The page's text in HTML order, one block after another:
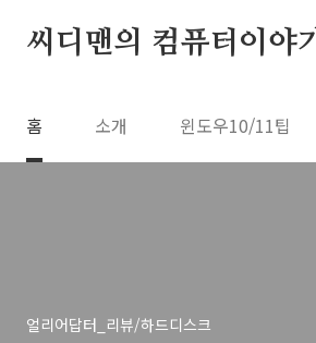
씨디맨의 컴퓨터이야기
홈 소개 윈도우10/11팁
얼리어답터_리뷰/하드디스크